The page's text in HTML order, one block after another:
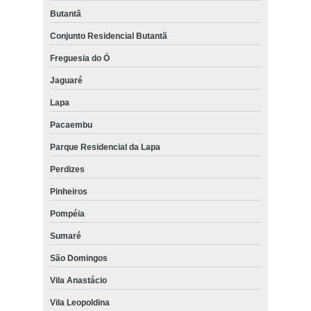
Butantã
Conjunto Residencial Butantã
Freguesia do Ó
Jaguaré
Lapa
Pacaembu
Parque Residencial da Lapa
Perdizes
Pinheiros
Pompéia
Sumaré
São Domingos
Vila Anastácio
Vila Leopoldina